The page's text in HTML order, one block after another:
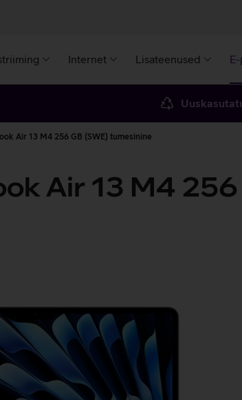
Internet Lisateenused
Air 13 M4 256 GB (SWE) tumesinine
Air 13 M4 256